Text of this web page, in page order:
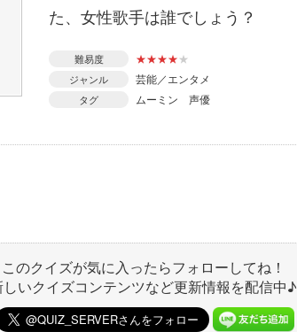
た、女性歌手は誰でしょう？
難易度 ★★★★★
ジャンル 芸能／エンタメ
タグ ムーミン 声優
このクイズが気に入ったらフォローしてね！
しいクイズコンテンツなど更新情報を配信中♪